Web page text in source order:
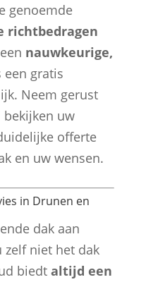
genoemde
richtbedragen
nauwkeurige,
een gratis
Neem gerust
uw
offerte
en uw wensen.
in Drunen en
dak aan
zelf niet het dak
biedt altijd een